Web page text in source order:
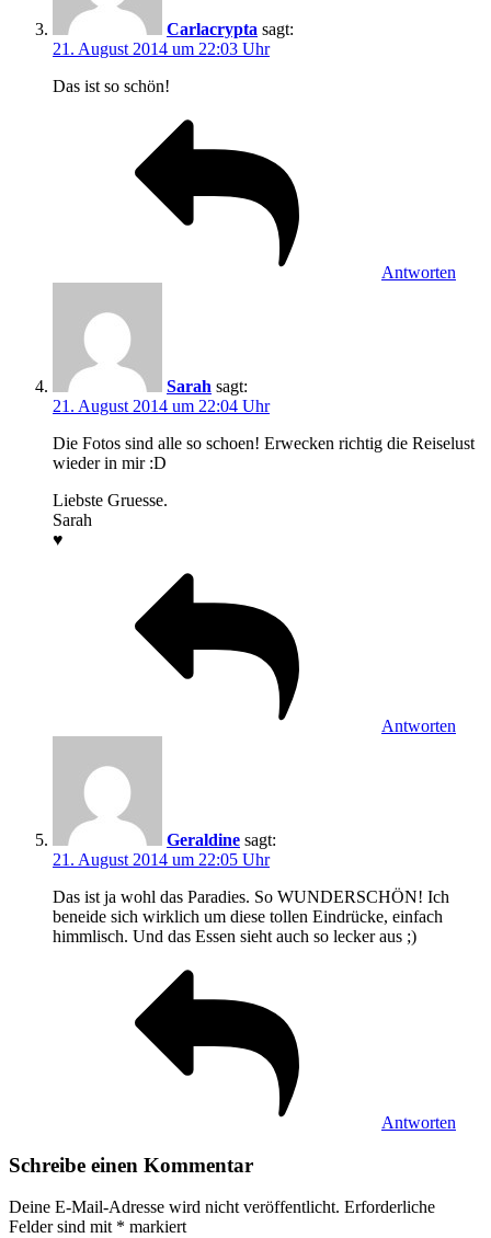
Carlacrypta sagt:
21. August 2014 um 22:03 Uhr
Das ist so schön!
Antworten
Sarah sagt:
21. August 2014 um 22:04 Uhr
Die Fotos sind alle so schoen! Erwecken richtig die Reiselust
wieder in mir :D
Liebste Gruesse.
Sarah
♥
Antworten
Geraldine sagt:
21. August 2014 um 22:05 Uhr
Das ist ja wohl das Paradies. So WUNDERSCHÖN! Ich
beneide sich wirklich um diese tollen Eindrücke, einfach
himmlisch. Und das Essen sieht auch so lecker aus ;)
Antworten
Schreibe einen Kommentar
Deine E-Mail-Adresse wird nicht veröffentlicht. Erforderliche
Felder sind mit * markiert